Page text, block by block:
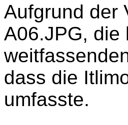
Aufgrund der
A06.JPG, die
dass die
umfasste.